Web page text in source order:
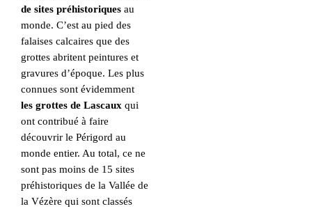
de sites préhistoriques au
monde. C’est au pied des
falaises calcaires que des
grottes abritent peintures et
gravures d’époque. Les plus
connues sont évidemment
les grottes de Lascaux qui
ont contribué à faire
découvrir le Périgord au
monde entier. Au total, ce ne
sont pas moins de 15 sites
préhistoriques de la Vallée de
la Vézère qui sont classés